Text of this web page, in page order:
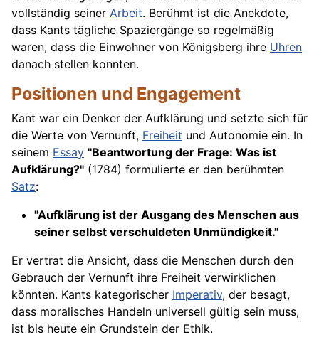
vollständig seiner Arbeit. Berühmt ist die Anekdote,
dass Kants tägliche Spaziergänge so regelmäßig
waren, dass die Einwohner von Königsberg ihre Uhren
danach stellen konnten.
Positionen und Engagement
Kant war ein Denker der Aufklärung und setzte sich für
die Werte von Vernunft, Freiheit und Autonomie ein. In
seinem Essay "Beantwortung der Frage: Was ist
Aufklärung?" (1784) formulierte er den berühmten
Satz:
"Aufklärung ist der Ausgang des Menschen aus
seiner selbst verschuldeten Unmündigkeit."
Er vertrat die Ansicht, dass die Menschen durch den
Gebrauch der Vernunft ihre Freiheit verwirklichen
könnten. Kants kategorischer Imperativ, der besagt,
dass moralisches Handeln universell gültig sein muss,
ist bis heute ein Grundstein der Ethik.